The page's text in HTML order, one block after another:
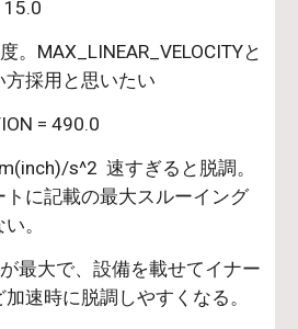
15.0
。MAX_LINEAR_VELOCITYと
採用と思いたい
= 490.0
s^2  速すぎると脱調。
に記載の最大スルーイング
。
最大で、設備を載せてイナー
速時に脱調しやすくなる。